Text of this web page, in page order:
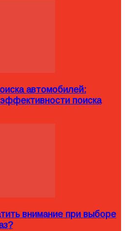
автомобилей:
поиска
внимание при выборе